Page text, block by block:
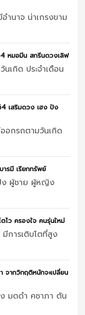
ำนาจ น่าเกรงขาม
หมอมีน สกรีนดวงเลิฟ
เกิด ประจำเดือน
เสริมดวง เฮง ปัง
อกรถตามวันเกิด
รมี เรียกทรัพย์
ง ผู้ชาย ผู้หญิง
ไว ครองใจ คนรุ่นใหม่
การเติบโตที่สูง
ากวิกฤติหนักจะเปลี่ยน
มดดำ คชาภา ตัน